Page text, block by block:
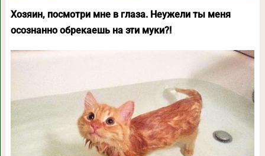
Хозяин, посмотри мне в глаза. Неужели ты меня
осознанно обрекаешь на эти муки?!